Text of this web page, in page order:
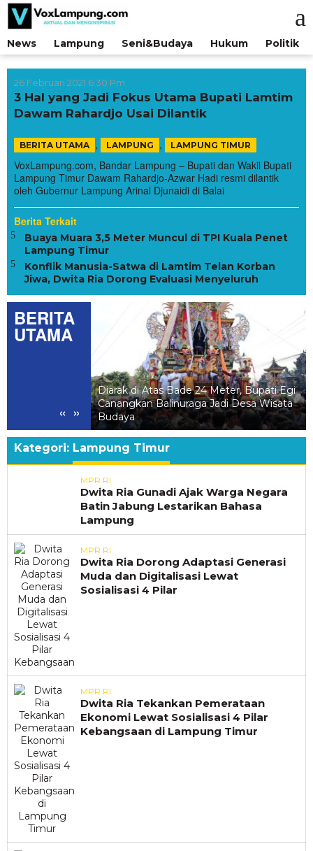
Lewati
konten
News
Lampung Seni&Budaya Hukum Politik
26 Februari 2021 6:30 Pm
3 Hal yang Jadi Fokus Utama Bupati Lamtim
Dawam Rahardjo Usai Dilantik
BERITA UTAMA , LAMPUNG , LAMPUNG TIMUR
VoxLampung.com, Bandar Lampung – Bupati dan Wakil Bupati
Lampung Timur Dawam Rahardjo-Azwar Hadi resmi dilantik
oleh Gubernur Lampung Arinal Djunaidi di Balai
Berita Terkait
Buaya Muara 3,5 Meter Muncul di TPI Kuala Penet
Lampung Timur
Konflik Manusia-Satwa di Lamtim Telan Korban
Jiwa, Dwita Ria Dorong Evaluasi Menyeluruh
BERITA
UTAMA
« »
Diarak di Atas Bade 24 Meter, Bupati Egi
Canangkan Balinuraga Jadi Desa Wisata
Budaya
Kategori: Lampung Timur
MPR RI
Dwita Ria Gunadi Ajak Warga Negara
Batin Jabung Lestarikan Bahasa
Lampung
MPR RI
Dwita Ria Dorong Adaptasi Generasi
Muda dan Digitalisasi Lewat
Sosialisasi 4 Pilar
MPR RI
Dwita Ria Tekankan Pemerataan
Ekonomi Lewat Sosialisasi 4 Pilar
Kebangsaan di Lampung Timur